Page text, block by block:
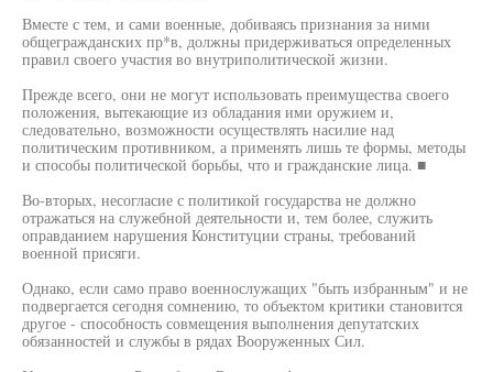
Вместе с тем, и сами военные, добиваясь признания за ними
общегражданских пр*в, должны придерживаться определенных
правил своего участия во внутриполитической жизни.
Прежде всего, они не могут использовать преимущества своего
положения, вытекающие из обладания ими оружием и,
следовательно, возможности осуществлять насилие над
политическим противником, а применять лишь те формы, методы
и способы политической борьбы, что и гражданские лица. ■
Во-вторых, несогласие с политикой государства не должно
отражаться на служебной деятельности и, тем более, служить
оправданием нарушения Конституции страны, требований
военной присяги.
Однако, если само право военнослужащих "быть избранным" и не
подвергается сегодня сомнению, то объектом критики становится
другое - способность совмещения выполнения депутатских
обязанностей и службы в рядах Вооруженных Сил.